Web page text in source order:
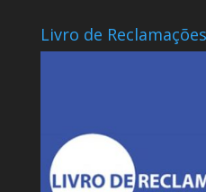
Livro de